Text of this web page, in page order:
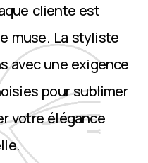
cliente est
muse. La styliste
avec une exigence
pour sublimer
votre élégance